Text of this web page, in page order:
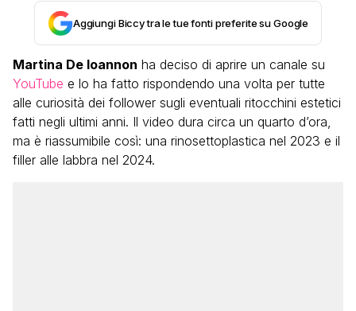
Aggiungi Biccy tra le tue fonti preferite su Google
Martina De Ioannon ha deciso di aprire un canale su
YouTube e lo ha fatto rispondendo una volta per tutte
alle curiosità dei follower sugli eventuali ritocchini estetici
fatti negli ultimi anni. Il video dura circa un quarto d’ora,
ma è riassumibile così: una rinosettoplastica nel 2023 e il
filler alle labbra nel 2024.